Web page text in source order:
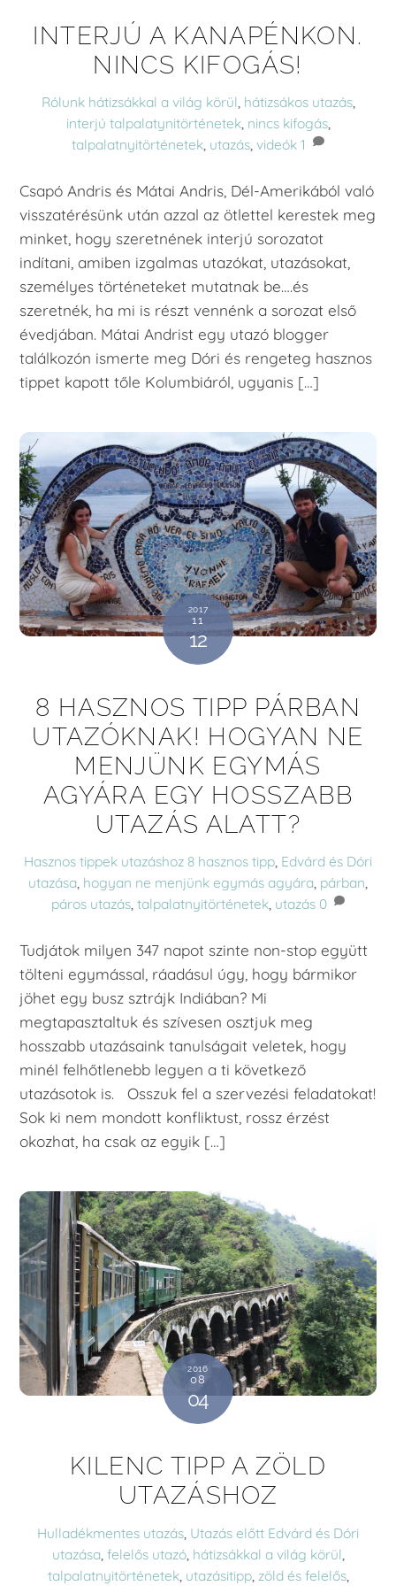
INTERJÚ A KANAPÉNKON.
NINCS KIFOGÁS!
Rólunk hátizsákkal a világ körül, hátizsákos utazás,
interjú talpalatynitörténetek, nincs kifogás,
talpalatnyitörténetek, utazás,videók 1
Csapó Andris és Mátai Andris, Dél-Amerikából való
visszatérésünk után azzal az ötlettel kerestek meg
minket, hogy szeretnének interjú sorozatot
indítani, amiben izgalmas utazókat, utazásokat,
személyes történeteket mutatnak be….és
szeretnék, ha mi is részt vennénk a sorozat első
évedjában. Mátai Andrist egy utazó blogger
találkozón ismerte meg Dóri és rengeteg hasznos
tippet kapott tőle Kolumbiáról, ugyanis […]
2017
11
12
8 HASZNOS TIPP PÁRBAN
UTAZÓKNAK! HOGYAN NE
MENJÜNK EGYMÁS
AGYÁRA EGY HOSSZABB
UTAZÁS ALATT?
Hasznos tippek utazáshoz 8 hasznos tipp, Edvárd és Dóri
utazása, hogyan ne menjünk egymás agyára, párban,
páros utazás, talpalatnyitörténetek, utazás 0
Tudjátok milyen 347 napot szinte non-stop együtt
tölteni egymással, ráadásul úgy, hogy bármikor
jöhet egy busz sztrájk Indiában? Mi
megtapasztaltuk és szívesen osztjuk meg
hosszabb utazásaink tanulságait veletek, hogy
minél felhőtlenebb legyen a ti következő
utazásotok is. Osszuk fel a szervezési feladatokat!
Sok ki nem mondott konfliktust, rossz érzést
okozhat, ha csak az egyik […]
2016
08
04
KILENC TIPP A ZÖLD
UTAZÁSHOZ
Hulladékmentes utazás, Utazás előtt Edvárd és Dóri
utazása, felelős utazó, hátizsákkal a világ körül,
talpalatnyitörténetek, utazásitipp, zöld és felelős,